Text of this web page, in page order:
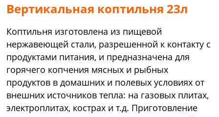
Вертикальная коптильня 23л
Коптильня изготовлена из пищевой
нержавеющей стали, разрешенной к контакту с
продуктами питания, и предназначена для
горячего копчения мясных и рыбных
продуктов в домашних и полевых условиях от
внешних источников тепла: на газовых плитах,
электроплитах, кострах и т.д. Приготовление